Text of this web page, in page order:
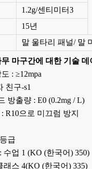
바
고품질 친환경 대
바닥 데크
1.2g/센티미터3
15년
말 울타리 패널/ 말
마구간에 대한 기술 데
: ≥12mpa
친구-s1
방출량 : E0 (0.2mg / L)
R10으로 미끄럼 방지
급
수업 1 (KO (한국어) 350)
래스 4(KO (한국어) 335)